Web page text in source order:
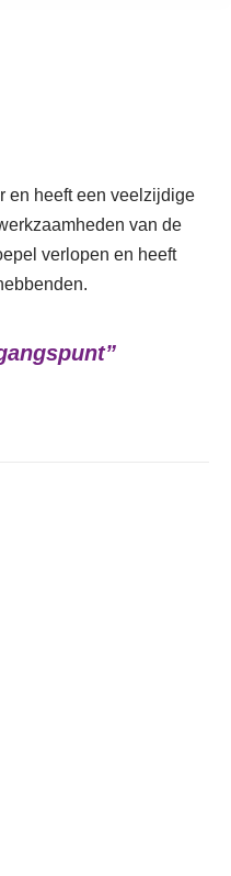
en heeft een veelzijdige
van de
verlopen en heeft